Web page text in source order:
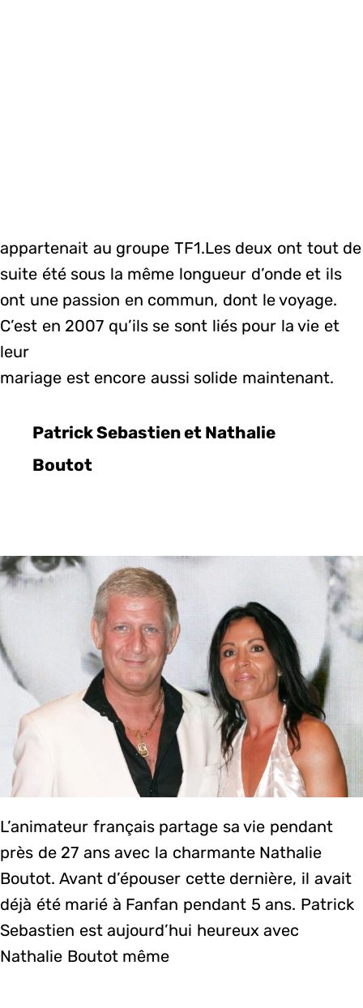
appartenait au groupe TF1.Les deux ont tout de
suite été sous la même longueur d’onde et ils
ont une passion en commun, dont le voyage.
C’est en 2007 qu’ils se sont liés pour la vie et
leur
mariage est encore aussi solide maintenant.
Patrick Sebastien et Nathalie
Boutot
L’animateur français partage sa vie pendant
près de 27 ans avec la charmante Nathalie
Boutot. Avant d’épouser cette dernière, il avait
déjà été marié à Fanfan pendant 5 ans. Patrick
Sebastien est aujourd’hui heureux avec
Nathalie Boutot même